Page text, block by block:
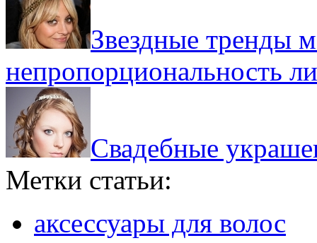
Звездные тренды
непропорциональность
Свадебные
Метки статьи:
аксессуары для волос